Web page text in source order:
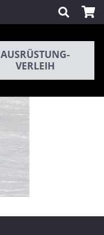
AUSRÜSTUNG-
VERLEIH